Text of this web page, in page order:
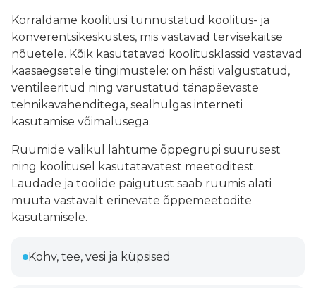
Korraldame koolitusi tunnustatud koolitus- ja
konverentsikeskustes, mis vastavad tervisekaitse
nõuetele. Kõik kasutatavad koolitusklassid vastavad
kaasaegsetele tingimustele: on hästi valgustatud,
ventileeritud ning varustatud tänapäevaste
tehnikavahenditega, sealhulgas interneti
kasutamise võimalusega.
Ruumide valikul lähtume õppegrupi suurusest
ning koolitusel kasutatavatest meetoditest.
Laudade ja toolide paigutust saab ruumis alati
muuta vastavalt erinevate õppemeetodite
kasutamisele.
Kohv, tee, vesi ja küpsised